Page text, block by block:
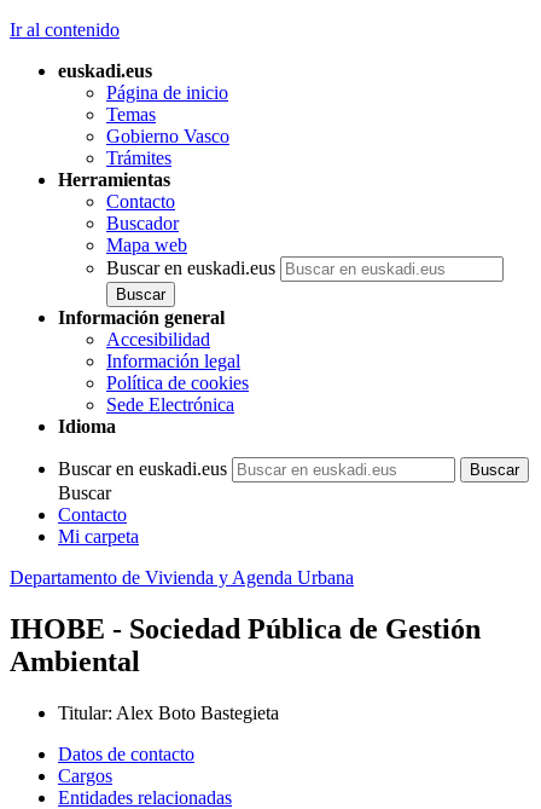
Ir al contenido
euskadi.eus
Página de inicio
Temas
Gobierno Vasco
Trámites
Herramientas
Contacto
Buscador
Mapa web
Buscar en euskadi.eus
Información general
Accesibilidad
Información legal
Política de cookies
Sede Electrónica
Idioma
Buscar en euskadi.eus
Buscar
Contacto
Mi carpeta
Departamento de Vivienda y Agenda Urbana
IHOBE - Sociedad Pública de Gestión
Ambiental
Titular: Alex Boto Bastegieta
Datos de contacto
Cargos
Entidades relacionadas